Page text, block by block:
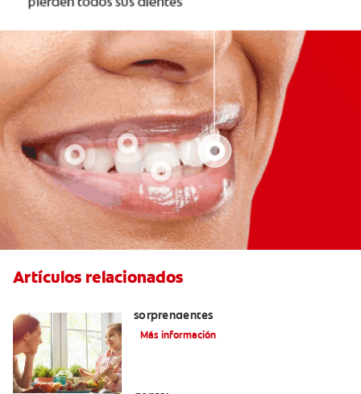
Artículos relacionados
sorprendentes
Más información